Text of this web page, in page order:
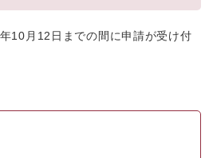
10月12日までの間に申請が受け付